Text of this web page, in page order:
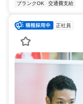
ブランクOK
交通費支給
正社員